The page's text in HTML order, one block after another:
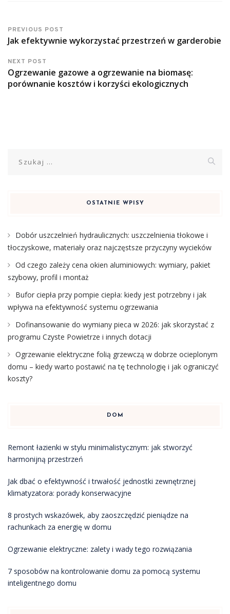
PREVIOUS POST
Jak efektywnie wykorzystać przestrzeń w garderobie
NEXT POST
Ogrzewanie gazowe a ogrzewanie na biomasę:
porównanie kosztów i korzyści ekologicznych
OSTATNIE WPISY
Dobór uszczelnień hydraulicznych: uszczelnienia tłokowe i
tłoczyskowe, materiały oraz najczęstsze przyczyny wycieków
Od czego zależy cena okien aluminiowych: wymiary, pakiet
szybowy, profil i montaż
Bufor ciepła przy pompie ciepła: kiedy jest potrzebny i jak
wpływa na efektywność systemu ogrzewania
Dofinansowanie do wymiany pieca w 2026: jak skorzystać z
programu Czyste Powietrze i innych dotacji
Ogrzewanie elektryczne folią grzewczą w dobrze ocieplonym
domu – kiedy warto postawić na tę technologię i jak ograniczyć
koszty?
DOM
Remont łazienki w stylu minimalistycznym: jak stworzyć
harmonijną przestrzeń
Jak dbać o efektywność i trwałość jednostki zewnętrznej
klimatyzatora: porady konserwacyjne
8 prostych wskazówek, aby zaoszczędzić pieniądze na
rachunkach za energię w domu
Ogrzewanie elektryczne: zalety i wady tego rozwiązania
7 sposobów na kontrolowanie domu za pomocą systemu
inteligentnego domu